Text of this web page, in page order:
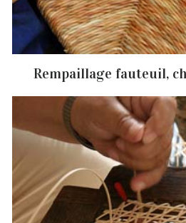
Rempaillage fauteuil,